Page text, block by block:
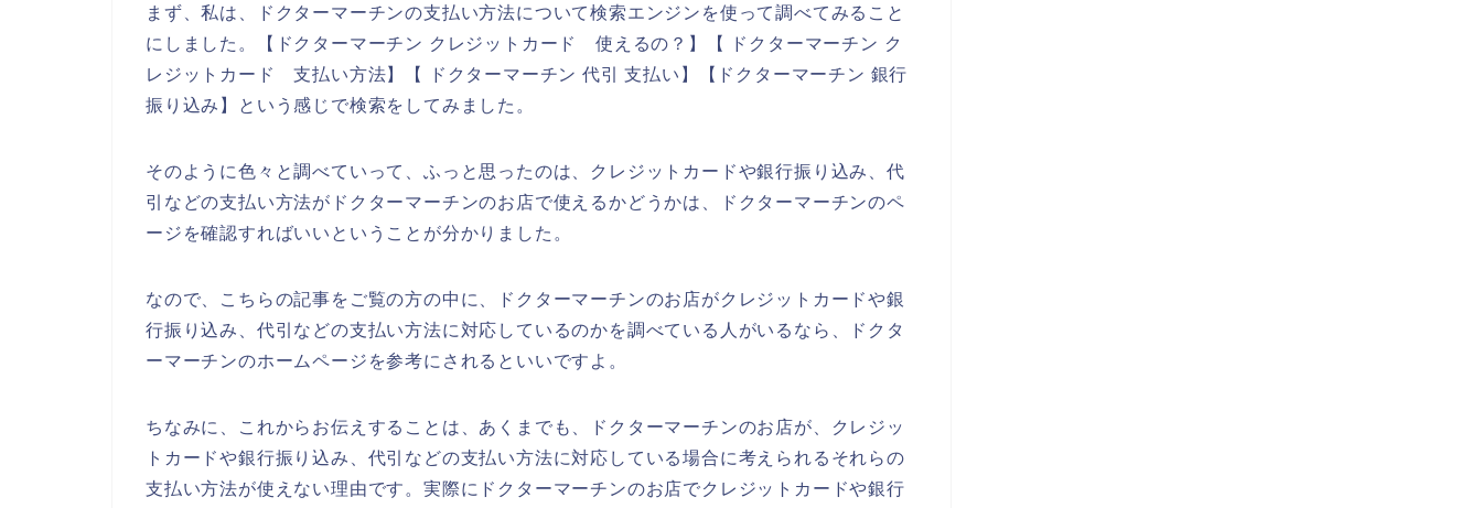
まず、私は、ドクターマーチンの支払い方法について検索エンジンを使って調べてみること
にしました。【ドクターマーチン クレジットカード 使えるの？】【 ドクターマーチン ク
レジットカード 支払い方法】【 ドクターマーチン 代引 支払い】【ドクターマーチン 銀行
振り込み】という感じで検索をしてみました。
そのように色々と調べていって、ふっと思ったのは、クレジットカードや銀行振り込み、代
引などの支払い方法がドクターマーチンのお店で使えるかどうかは、ドクターマーチンのペ
ージを確認すればいいということが分かりました。
なので、こちらの記事をご覧の方の中に、ドクターマーチンのお店がクレジットカードや銀
行振り込み、代引などの支払い方法に対応しているのかを調べている人がいるなら、ドクタ
ーマーチンのホームページを参考にされるといいですよ。
ちなみに、これからお伝えすることは、あくまでも、ドクターマーチンのお店が、クレジッ
トカードや銀行振り込み、代引などの支払い方法に対応している場合に考えられるそれらの
支払い方法が使えない理由です。実際にドクターマーチンのお店でクレジットカードや銀行